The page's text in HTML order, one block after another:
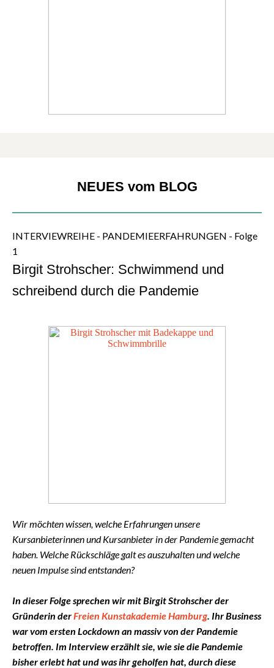
NEUES vom BLOG
INTERVIEWREIHE - PANDEMIEERFAHRUNGEN - Folge
1
Birgit Strohscher: Schwimmend und
schreibend durch die Pandemie
Wir möchten wissen, welche Erfahrungen unsere
Kursanbieterinnen und Kursanbieter in der Pandemie gemacht
haben. Welche Rückschläge galt es auszuhalten und welche
neuen Impulse sind entstanden?
In dieser Folge sprechen wir mit Birgit Strohscher der
Gründerin derFreien Kunstakademie Hamburg. Ihr Business
war vom ersten Lockdown an massiv von der Pandemie
betroffen. Im Interview erzählt sie, wie sie die Pandemie
bisher erlebt hat und was ihr geholfen hat, durch diese